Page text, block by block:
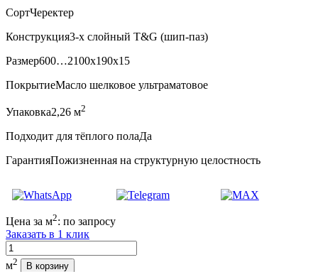
СортЧеректер
Конструкция3-х слойный T&G (шип-паз)
Размер600…2100x190x15
ПокрытиеМасло шелковое ультраматовое
Упаковка2,26 м2
Подходит для тёплого полаДа
ГарантияПожизненная на структурную целостность
Цена за м2: по запросу
Заказать в 1 клик
Количество
м2
В корзину